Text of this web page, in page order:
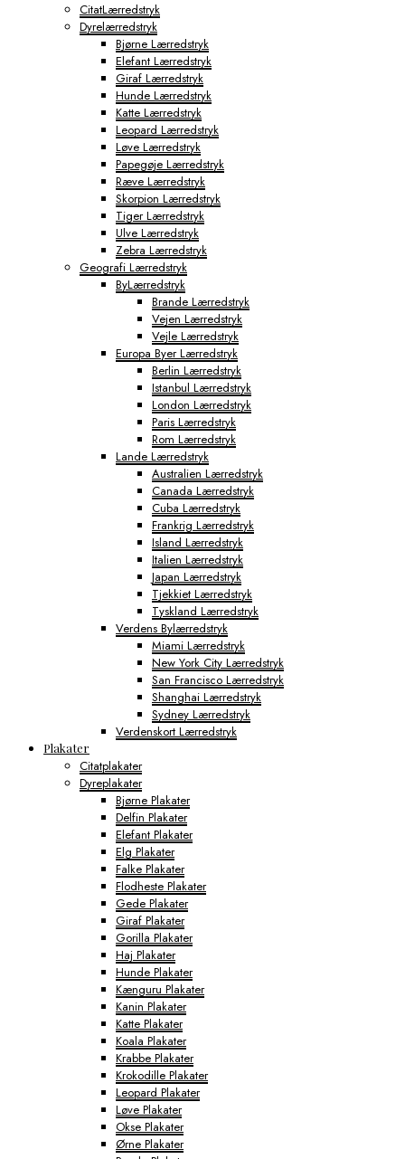
CitatLærredstryk
Dyrelærredstryk
Bjørne Lærredstryk
Elefant Lærredstryk
Giraf Lærredstryk
Hunde Lærredstryk
Katte Lærredstryk
Leopard Lærredstryk
Løve Lærredstryk
Papegøje Lærredstryk
Ræve Lærredstryk
Skorpion Lærredstryk
Tiger Lærredstryk
Ulve Lærredstryk
Zebra Lærredstryk
Geografi Lærredstryk
ByLærredstryk
Brande Lærredstryk
Vejen Lærredstryk
Vejle Lærredstryk
Europa Byer Lærredstryk
Berlin Lærredstryk
Istanbul Lærredstryk
London Lærredstryk
Paris Lærredstryk
Rom Lærredstryk
Lande Lærredstryk
Australien Lærredstryk
Canada Lærredstryk
Cuba Lærredstryk
Frankrig Lærredstryk
Island Lærredstryk
Italien Lærredstryk
Japan Lærredstryk
Tjekkiet Lærredstryk
Tyskland Lærredstryk
Verdens Bylærredstryk
Miami Lærredstryk
New York City Lærredstryk
San Francisco Lærredstryk
Shanghai Lærredstryk
Sydney Lærredstryk
Verdenskort Lærredstryk
Plakater
Citatplakater
Dyreplakater
Bjørne Plakater
Delfin Plakater
Elefant Plakater
Elg Plakater
Falke Plakater
Flodheste Plakater
Gede Plakater
Giraf Plakater
Gorilla Plakater
Haj Plakater
Hunde Plakater
Kænguru Plakater
Kanin Plakater
Katte Plakater
Koala Plakater
Krabbe Plakater
Krokodille Plakater
Leopard Plakater
Løve Plakater
Okse Plakater
Ørne Plakater